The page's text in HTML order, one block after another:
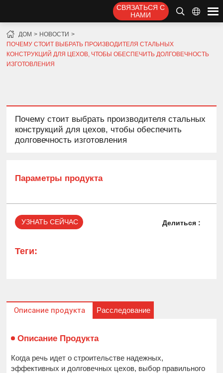
СВЯЗАТЬСЯ С
НАМИ
ДОМ
НОВОСТИ
ПОЧЕМУ СТОИТ ВЫБРАТЬ ПРОИЗВОДИТЕЛЯ СТАЛЬНЫХ
КОНСТРУКЦИЙ ДЛЯ ЦЕХОВ, ЧТОБЫ ОБЕСПЕЧИТЬ ДОЛГОВЕЧНОСТЬ
ИЗГОТОВЛЕНИЯ
Почему стоит выбрать производителя стальных
конструкций для цехов, чтобы обеспечить
долговечность изготовления
Параметры продукта
УЗНАТЬ СЕЙЧАС Делиться :
Теги:
Описание продукта Расследование
Описание Продукта
Когда речь идет о строительстве надежных,
эффективных и долговечных цехов, выбор правильного